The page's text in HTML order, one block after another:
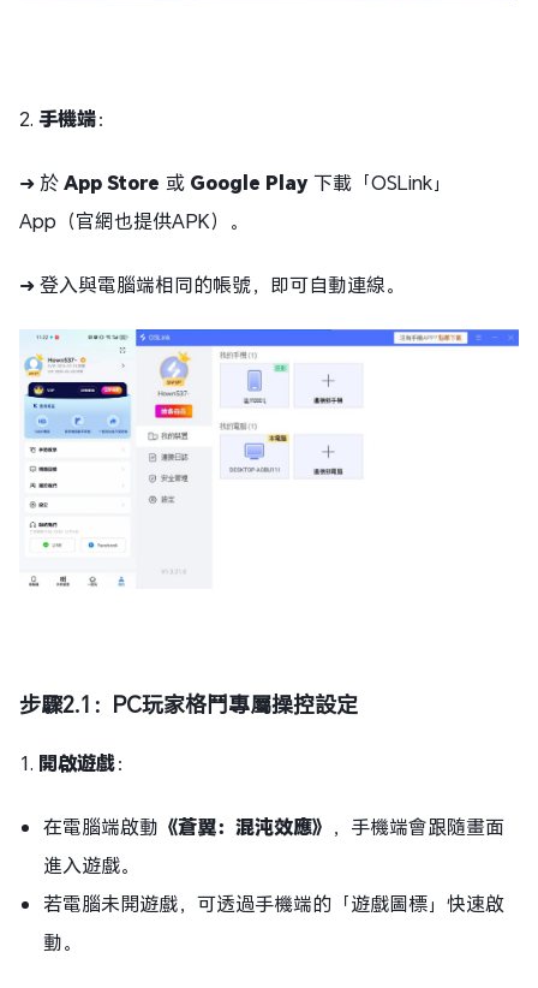
2. 手機端：
➜ 於App Store 或 Google Play 下載「OSLink」
App（官網也提供APK）。
➜ 登入與電腦端相同的帳號，即可自動連線。
步驟2.1：PC玩家格鬥專屬操控設定
1. 開啟遊戲：
在電腦端啟動 《蒼翼：混沌效應》 ，手機端會跟隨畫面
進入遊戲。
若電腦未開遊戲，可透過手機端的「遊戲圖標」快速啟
動。